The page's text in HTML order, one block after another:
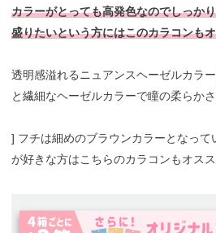
カラーがとっても高発色なのでしっか
盛りたいという方にはこのカラコンも
透明感溢れるニュアンスヘーゼルカラ
と繊細なヘーゼルカラーで瞳の柔らか
] フチは細めのブラウンカラーとなって
が好きな方はこちらのカラコンもオスス